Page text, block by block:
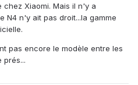
Xiaomi. Mais il n'y a
N4 n'y ait pas droit...la gamme
pas encore le modèle entre les
prés...